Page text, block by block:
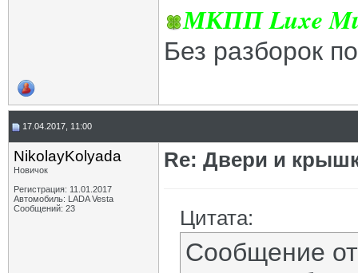
МКПП Luxe
Без разборок
17.04.2017, 11:00
NikolayKolyada
Новичок
Регистрация: 11.01.2017
Автомобиль: LADA Vesta
Сообщений: 23
Re: Двери и
Цитата:
Сообщение